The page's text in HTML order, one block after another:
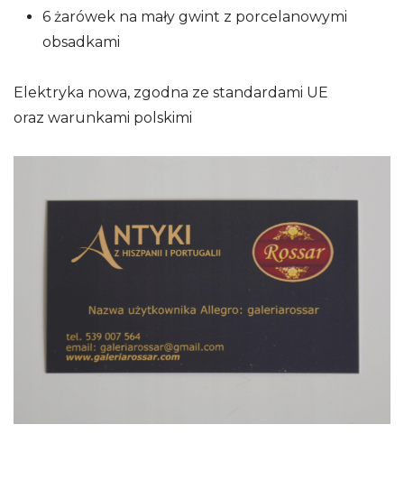
6 żarówek na mały gwint z porcelanowymi
obsadkami
Elektryka nowa, zgodna ze standardami UE
oraz warunkami polskimi